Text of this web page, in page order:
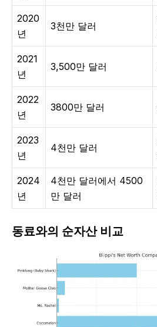
2020
년
3천만 달러
2021
년
3,500만 달러
2022
년
3800만 달러
2023
년
4천만 달러
2024
년
4천만 달러에서 4500
만 달러
동료와의 순자산 비교